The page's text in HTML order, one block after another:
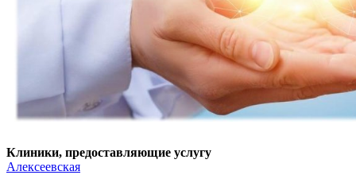
Клиники, предоставляющие услугу
Алексеевская